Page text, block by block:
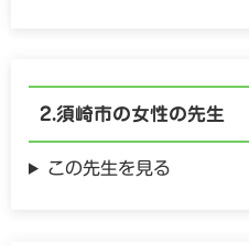
須崎市の女性の先生
この先生を見る